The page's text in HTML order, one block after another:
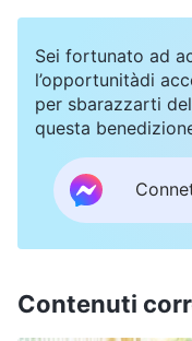
Vangelo. E
debolezza, era
sostenermi
fuori a svolgere i
spesso a badare
faccende
“Una goccia
per di più, Li Lan
Sei fortunato ad
l’opportunitàdi
per sbarazzarti
questa
Contenuti